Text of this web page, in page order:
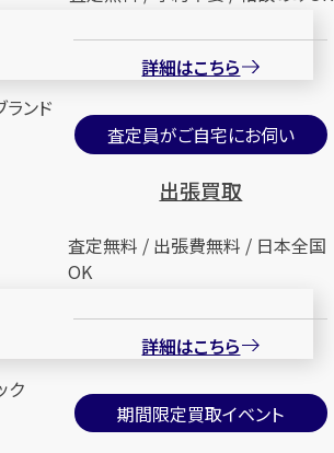
詳細はこちら
査定員がご自宅にお伺い
出張買取
査定無料 / 出張費無料 / 日本全国
OK
詳細はこちら
期間限定買取イベント